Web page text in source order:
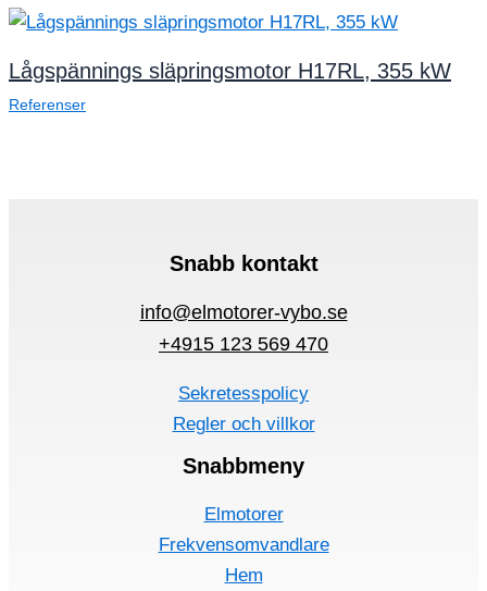
Lågspännings släpringsmotor H17RL, 355 kW
Referenser
Snabb kontakt
info@elmotorer-vybo.se
+4915 123 569 470
Sekretesspolicy
Regler och villkor
Snabbmeny
Elmotorer
Frekvensomvandlare
Hem